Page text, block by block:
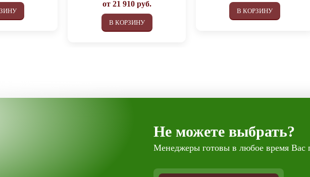
от 21 910руб.
В КОРЗИНУ
В КОРЗИНУ
Не можете выбрать?
Менеджеры готовы в любое время Вас